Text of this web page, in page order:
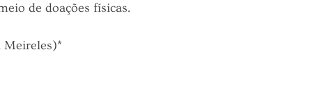
de doações físicas.
Meireles)*